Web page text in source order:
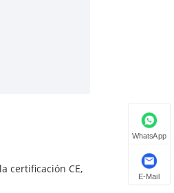
certificación CE,
WhatsApp
E-Mail